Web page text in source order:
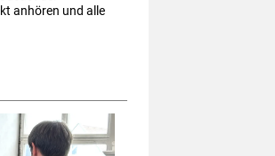
anhören und alle